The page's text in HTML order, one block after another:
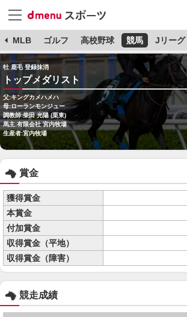
MLB ゴルフ 高校野球 競馬 Jリーグ
牡 鹿毛 登録抹消
トップメダリスト
父:キングカメハメハ
母:ローランモンジュー
調教師:柴田 光陽 (栗東)
馬主:有限会社 宮内牧場
生産者:宮内牧場
賞金
獲得賞金
本賞金
付加賞金
収得賞金（平地）
収得賞金（障害）
競走成績